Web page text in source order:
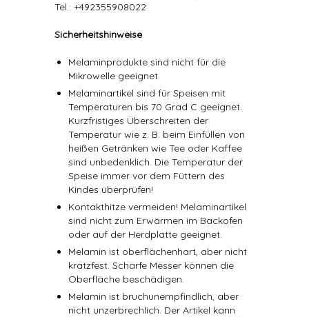
Tel.: +492355908022
Sicherheitshinweise
Melaminprodukte sind nicht für die
Mikrowelle geeignet
Melaminartikel sind für Speisen mit
Temperaturen bis 70 Grad C geeignet.
Kurzfristiges Überschreiten der
Temperatur wie z. B. beim Einfüllen von
heißen Getränken wie Tee oder Kaffee
sind unbedenklich. Die Temperatur der
Speise immer vor dem Füttern des
Kindes überprüfen!
Kontakthitze vermeiden! Melaminartikel
sind nicht zum Erwärmen im Backofen
oder auf der Herdplatte geeignet.
Melamin ist oberflächenhart, aber nicht
kratzfest. Scharfe Messer können die
Oberfläche beschädigen.
Melamin ist bruchunempfindlich, aber
nicht unzerbrechlich. Der Artikel kann